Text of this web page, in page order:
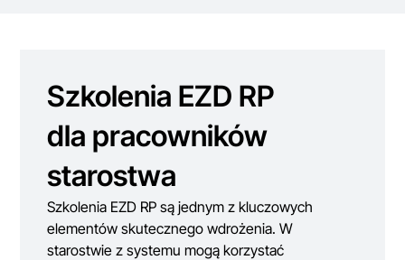
Szkolenia EZD RP
dla pracowników
starostwa
Szkolenia EZD RP są jednym z kluczowych
elementów skutecznego wdrożenia. W
starostwie z systemu mogą korzystać